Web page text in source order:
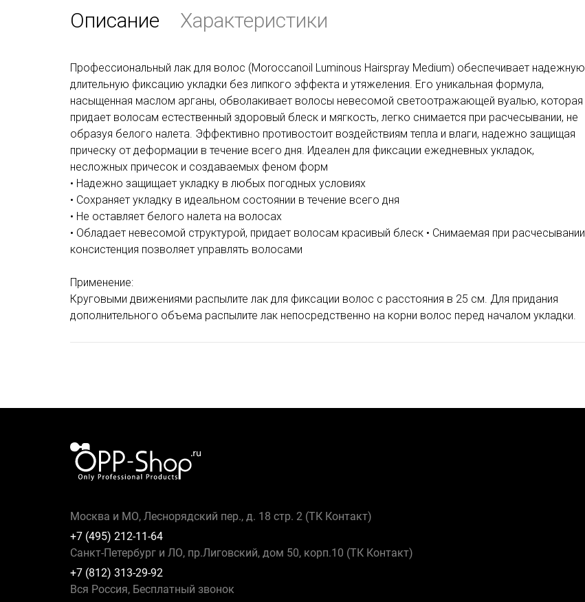
Описание Характеристики
Профессиональный лак для волос (Moroccanoil Luminous Hairspray Medium) обеспечивает надежную
длительную фиксацию укладки без липкого эффекта и утяжеления. Его уникальная формула,
насыщенная маслом арганы, обволакивает волосы невесомой светоотражающей вуалью, которая
придает волосам естественный здоровый блеск и мягкость, легко снимается при расчесывании, не
образуя белого налета. Эффективно противостоит воздействиям тепла и влаги, надежно защищая
прическу от деформации в течение всего дня. Идеален для фиксации ежедневных укладок,
несложных причесок и создаваемых феном форм
• Надежно защищает укладку в любых погодных условиях
• Сохраняет укладку в идеальном состоянии в течение всего дня
• Не оставляет белого налета на волосах
• Обладает невесомой структурой, придает волосам красивый блеск • Снимаемая при расчесывании
консистенция позволяет управлять волосами
Применение:
Круговыми движениями распылите лак для фиксации волос с расстояния в 25 см. Для придания
дополнительного объема распылите лак непосредственно на корни волос перед началом укладки.
Москва и МО, Леснорядский пер., д. 18 стр. 2 (ТК Контакт)
+7 (495) 212-11-64
Санкт-Петербург и ЛО, пр.Лиговский, дом 50, корп.10 (ТК Контакт)
+7 (812) 313-29-92
Вся Россия, Бесплатный звонок